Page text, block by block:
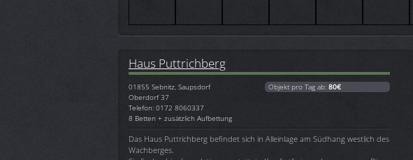
Haus Puttrichberg
01855 Sebnitz, Saupsdorf
Oberdorf 37
Telefon: 0172 8060337
8 Betten + zusätzlich Aufbettung
Objekt pro Tag ab: 80€
Das Haus Puttrichberg befindet sich in Alleinlage am Südhang westlich des
Wachberges.